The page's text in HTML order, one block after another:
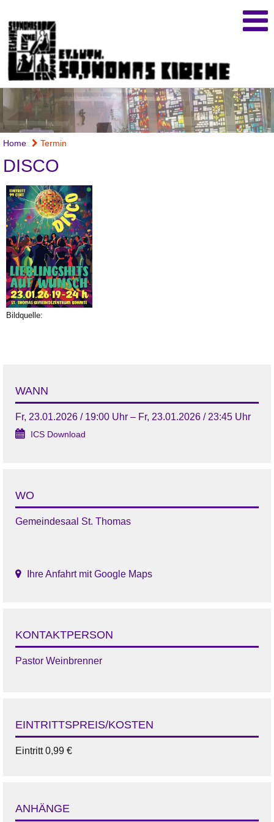
Home Termin
DISCO
Bildquelle:
WANN
Fr, 23.01.2026 / 19:00 Uhr – Fr, 23.01.2026 / 23:45 Uhr
ICS Download
WO
Gemeindesaal St. Thomas
Ihre Anfahrt mit Google Maps
KONTAKTPERSON
Pastor Weinbrenner
EINTRITTSPREIS/KOSTEN
Eintritt 0,99 €
ANHÄNGE